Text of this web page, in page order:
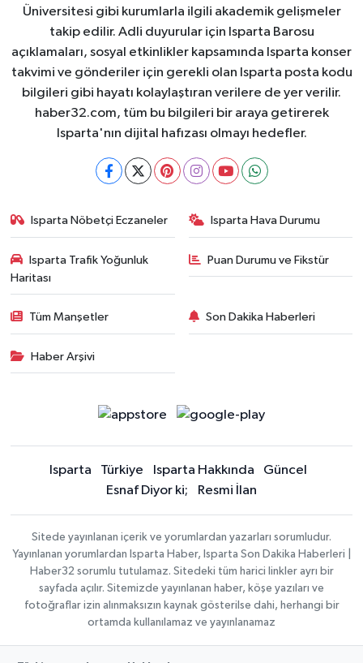
Üniversitesi gibi kurumlarla ilgili akademik gelişmeler
takip edilir. Adli duyurular için Isparta Barosu
açıklamaları, sosyal etkinlikler kapsamında Isparta konser
takvimi ve gönderiler için gerekli olan Isparta posta kodu
bilgileri gibi hayatı kolaylaştıran verilere de yer verilir.
haber32.com, tüm bu bilgileri bir araya getirerek
Isparta'nın dijital hafızası olmayı hedefler.
Isparta Nöbetçi Eczaneler Isparta Hava Durumu
Isparta Trafik Yoğunluk
Haritası
Puan Durumu ve Fikstür
Tüm Manşetler Son Dakika Haberleri
Haber Arşivi
Isparta Türkiye Isparta Hakkında
Güncel
Esnaf Diyor ki;
Resmi İlan
Sitede yayınlanan içerik ve yorumlardan yazarları sorumludur.
Yayınlanan yorumlardan Isparta Haber, Isparta Son Dakika Haberleri |
Haber32 sorumlu tutulamaz. Sitedeki tüm harici linkler ayrı bir
sayfada açılır. Sitemizde yayınlanan haber, köşe yazıları ve
fotoğraflar izin alınmaksızın kaynak gösterilse dahi, herhangi bir
ortamda kullanılamaz ve yayınlanamaz